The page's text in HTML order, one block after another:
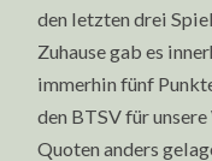
den letzten drei
Zuhause gab es
immerhin fünf
den BTSV für
Quoten anders